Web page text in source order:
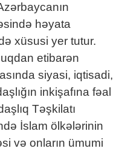
həyata
xüsusi yer tutur.
etibarən
siyasi, iqtisadi,
inkişafına fəal
Təşkilatı
İslam ölkələrinin
və onların ümumi